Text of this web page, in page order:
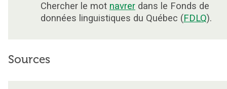
Chercher le mot navrer dans le Fonds de
données linguistiques du Québec (FDLQ).
Sources